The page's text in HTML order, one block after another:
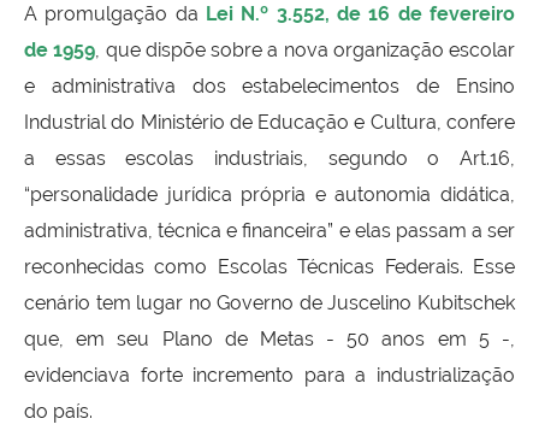
A promulgação da Lei N.º 3.552, de 16 de fevereiro
de 1959, que dispõe sobre a nova organização escolar
e administrativa dos estabelecimentos de Ensino
Industrial do Ministério de Educação e Cultura, confere
a essas escolas industriais, segundo o Art.16,
“personalidade jurídica própria e autonomia didática,
administrativa, técnica e financeira” e elas passam a ser
reconhecidas como Escolas Técnicas Federais. Esse
cenário tem lugar no Governo de Juscelino Kubitschek
que, em seu Plano de Metas - 50 anos em 5 -,
evidenciava forte incremento para a industrialização
do país.